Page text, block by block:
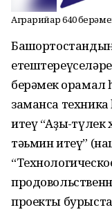
Аграрийҙар 640
берәмек
заманса
итеү “Аҙыҡ-
тәьмин итеү”
проекты